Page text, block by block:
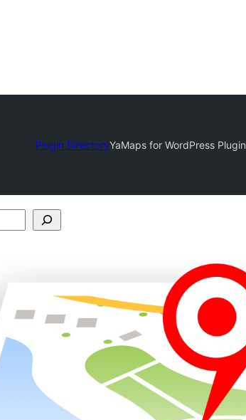
Plugin DirectoryYaMaps for WordPress Plugin